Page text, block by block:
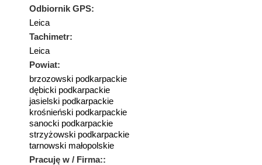
Odbiornik GPS:
Leica
Tachimetr:
Leica
Powiat:
brzozowski podkarpackie
dębicki podkarpackie
jasielski podkarpackie
krośnieński podkarpackie
sanocki podkarpackie
strzyżowski podkarpackie
tarnowski małopolskie
Pracuję w / Firma::